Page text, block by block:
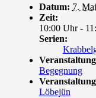
Datum: 7.
Zeit:
10:00 Uhr -
Serien:
Begegnung
Löbejün